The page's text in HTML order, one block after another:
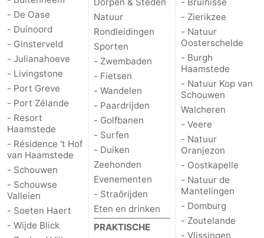
- De Oase
- Duinoord
- Ginsterveld
- Julianahoeve
- Livingstone
- Port Greve
- Port Zélande
- Resort
Haamstede
- Résidence 't Hof
van Haamstede
- Schouwen
- Schouwse
Valleien
- Soeten Haert
- Wijde Blick
Natuur
Rondleidingen
Sporten
- Zwembaden
- Fietsen
- Wandelen
- Paardrijden
- Golfbanen
- Surfen
- Duiken
Zeehonden
Evenementen
- Straôrijden
Eten en drinken
PRAKTISCHE
- Zierikzee
- Natuur
Oosterschelde
- Burgh
Haamstede
- Natuur Kop van
Schouwen
Walcheren
- Veere
- Natuur
Oranjezon
- Oostkapelle
- Natuur de
Mantelingen
- Domburg
- Zoutelande
- Vlissingen